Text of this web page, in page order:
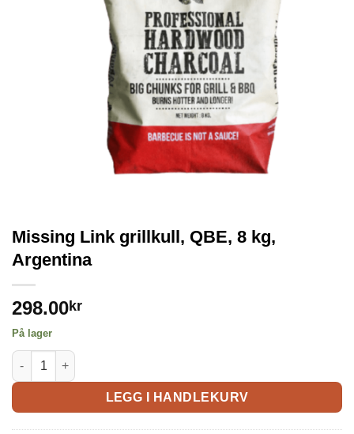
Missing Link grillkull, QBE, 8 kg,
Argentina
298.00kr
På lager
LEGG I HANDLEKURV